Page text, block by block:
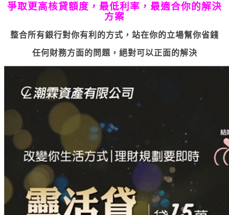
爭取更高核貸額度，最低利率，最適合你的解決
方案
整合所有銀行對你有利的方式，站在你的立場幫你省錢
任何財務方面的問題，絕對可以正面的解決